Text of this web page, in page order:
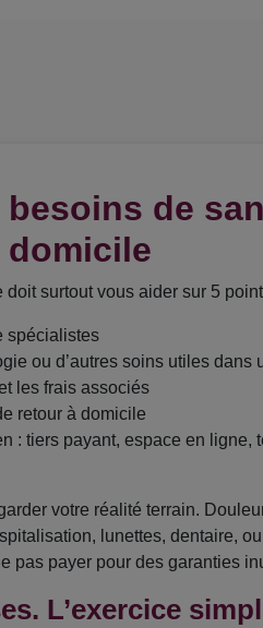
de
domicile
surtout vous aider sur 5
spécialistes
ou d’autres soins utiles dans
les frais associés
retour à domicile
: tiers payant, espace en ligne,
votre réalité terrain.
lunettes, dentaire,
pas payer pour des garanties
L’exercice